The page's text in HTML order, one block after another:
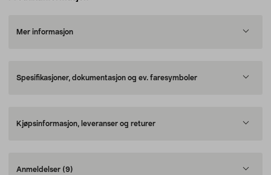
Mer informasjon
Spesifikasjoner, dokumentasjon og ev. faresymboler
Kjøpsinformasjon, leveranser og returer
Anmeldelser (9)